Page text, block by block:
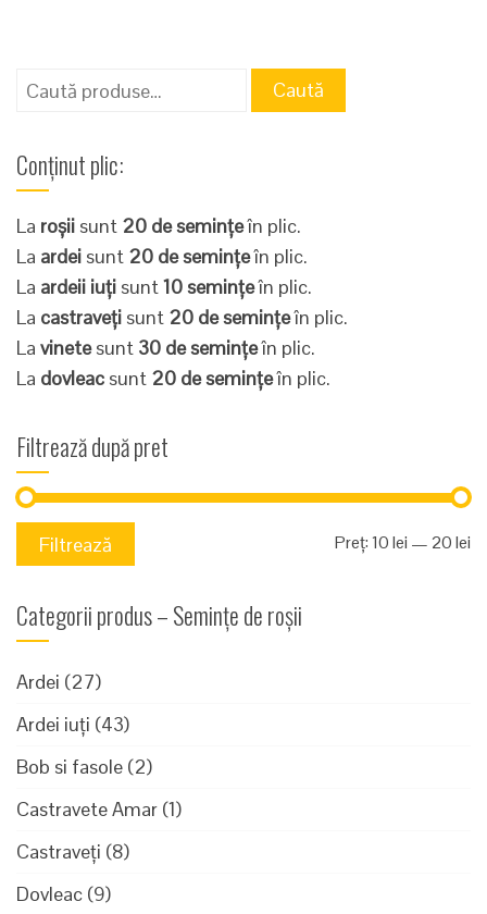
Caută
Caută
Conținut plic:
La roșii sunt 20 de semințeîn plic.
La ardei sunt 20 de semințeîn plic.
La ardeii iuți sunt10 semințeîn plic.
La castraveți sunt 20 de semințeîn plic.
La vinetesunt 30 de semințeîn plic.
La dovleac sunt 20 de semințeîn plic.
Filtrează după pret
Filtrează Preț:10 lei — 20 lei
Categorii produs – Semințe de roșii
Ardei (27)
Ardei iuți (43)
Bob si fasole (2)
Castravete Amar (1)
Castraveți (8)
Dovleac (9)